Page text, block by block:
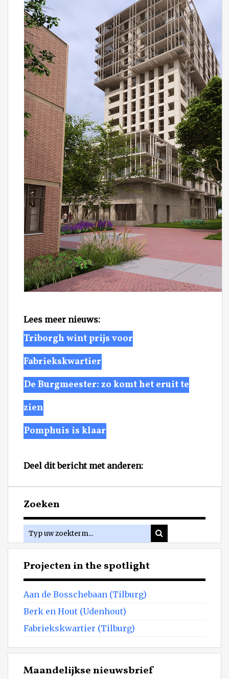
Lees meer nieuws:
Triborgh wint prijs voor
Fabriekskwartier
De Burgmeester: zo komt het eruit te
zien
Pomphuis is klaar
Deel dit bericht met anderen:
Zoeken
Projecten in the spotlight
Aan de Bosschebaan (Tilburg)
Berk en Hout (Udenhout)
Fabriekskwartier (Tilburg)
Maandelijkse nieuwsbrief